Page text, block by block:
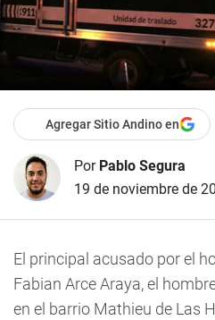
Agregar Sitio Andino en
Por Pablo Segura
19 de noviembre de
El principal acusado por el
Fabian Arce Araya, el
en el barrio Mathieu de Las